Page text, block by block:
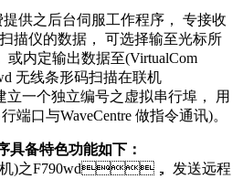
供之后台伺服工作程序， 专接收
仪的数据， 可选择输至光标所
， 或内定输出数据至(VirtualCom
无线条形码扫描在联机
立一个独立编号之虚拟串行埠， 用
口与WaveCentre 做指令通讯)。
备特色功能如下：
)之F790wd， 发送远程